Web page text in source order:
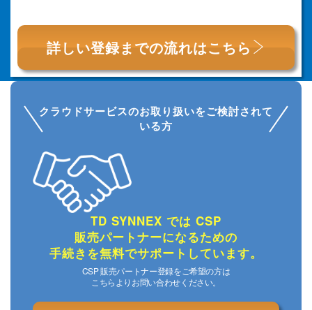
詳しい登録までの流れはこちら
クラウドサービスのお取り扱いをご検討されて
いる方
TD SYNNEX では CSP
販売パートナーになるための
手続きを無料でサポートしています。
CSP 販売パートナー登録をご希望の方は
こちらよりお問い合わせください。